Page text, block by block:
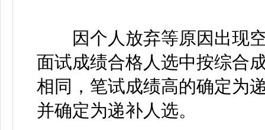
因个人放弃等原因出现空
面试成绩合格人选中按综合
相同，笔试成绩高的确定为
并确定为递补人选。